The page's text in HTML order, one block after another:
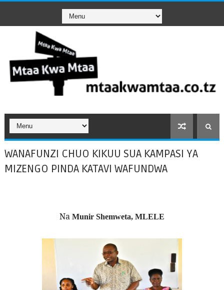
WANAFUNZI CHUO KIKUU SUA KAMPASI YA
MIZENGO PINDA KATAVI WAFUNDWA
Na Munir Shemweta, MLELE